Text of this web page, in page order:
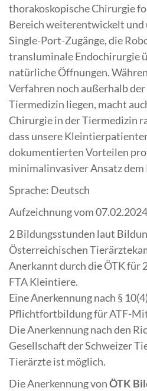
thorakoskopische Chirurgie
Bereich weiterentwickelt und
Single-Port-Zugänge, die
transluminale Endochirurgie
natürliche Öffnungen.
Verfahren noch außerhalb
Tiermedizin liegen, macht
Chirurgie in der Tiermedizin
dass unsere
dokumentierten Vorteilen
minimalinvasiver Ansatz
Sprache: Deutsch
Aufzeichnung vom 07.02.2024
2 Bildungsstunden laut
Österreichischen
Anerkannt durch die ÖTK für
FTA Kleintiere.
Eine Anerkennung nach §
Pflichtfortbildung für ATF-
Die Anerkennung nach den
Gesellschaft der Schweizer
Tierärzte ist möglich.
Die Anerkennung vonÖTK